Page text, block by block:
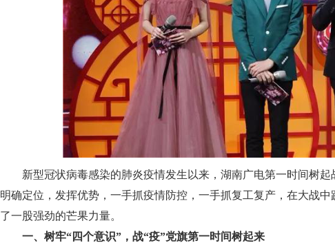
新型冠状病毒感染的肺炎疫情发生以来，湖南广电第一时间树
明确定位，发挥优势，一手抓疫情防控，一手抓复工复产，在大战
了一股强劲的芒果力量。
一、树牢“四个意识”，战“疫”党旗第一时间树起来